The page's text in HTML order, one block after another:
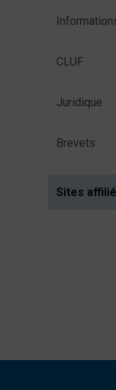
CLUF
Juridique
Brevets
Sites